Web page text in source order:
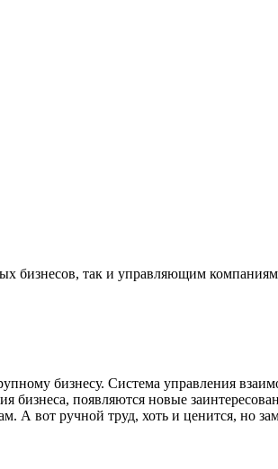
бизнесов, так и управляющим
бизнесу. Система управления
появляются новые
А вот ручной труд, хоть и ценится, но